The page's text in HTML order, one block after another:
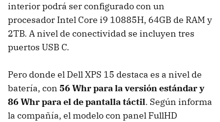
interior podrá ser configurado con un
procesador Intel Core i9 10885H, 64GB de RAM y
2TB. A nivel de conectividad se incluyen tres
puertos USB C.
Pero donde el Dell XPS 15 destaca es a nivel de
batería, con 56 Whr para la versión estándar y
86 Whr para el de pantalla táctil. Según informa
la compañía, el modelo con panel FullHD